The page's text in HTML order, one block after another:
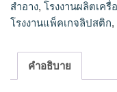
สำอาง, โรงงานผลิตเครื่
โรงงานแพ็คเกจลิปสติก,
คำอธิบาย